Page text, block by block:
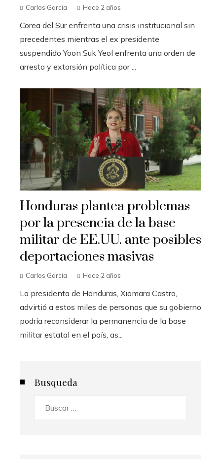
Carlos García Hace 2 años
Corea del Sur enfrenta una crisis institucional sin
precedentes mientras el ex presidente
suspendido Yoon Suk Yeol enfrenta una orden de
arresto y extorsión política por ...
Honduras plantea problemas
por la presencia de la base
militar de EE.UU. ante posibles
deportaciones masivas
Carlos García Hace 2 años
La presidenta de Honduras, Xiomara Castro,
advirtió a estos miles de personas que su gobierno
podría reconsiderar la permanencia de la base
militar estatal en el país, as...
Busqueda